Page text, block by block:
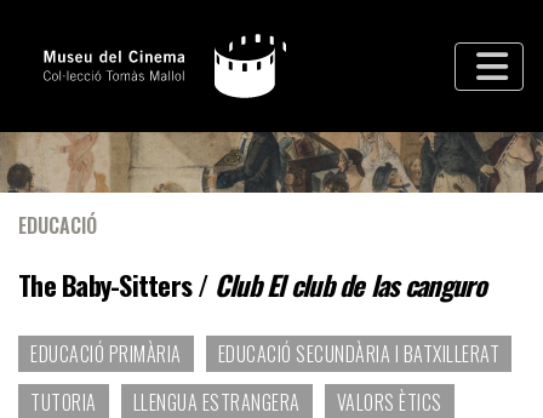
EDUCACIÓ
The Baby-Sitters / Club El club de las canguro
EDUCACIÓ PRIMÀRIA
EDUCACIÓ SECUNDÀRIA I BATXILLERAT
TUTORIA
LLENGUA ESTRANGERA
VALORS ÈTICS